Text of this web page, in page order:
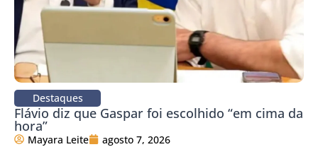
Destaques
Flávio diz que Gaspar foi escolhido “em cima da
hora”
Mayara Leite agosto 7, 2026